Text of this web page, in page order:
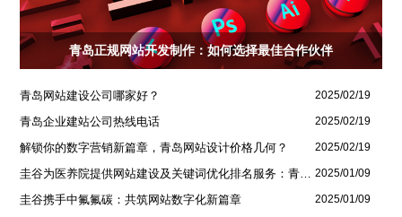
青岛正规网站开发制作：如何选择最佳合作伙伴
青岛网站建设公司哪家好？ 2025/02/19
青岛企业建站公司热线电话 2025/02/19
解锁你的数字营销新篇章，青岛网站设计价格几何？ 2025/02/19
2025/01/09
圭谷携手中氟氟碳：共筑网站数字化新篇章 2025/01/09